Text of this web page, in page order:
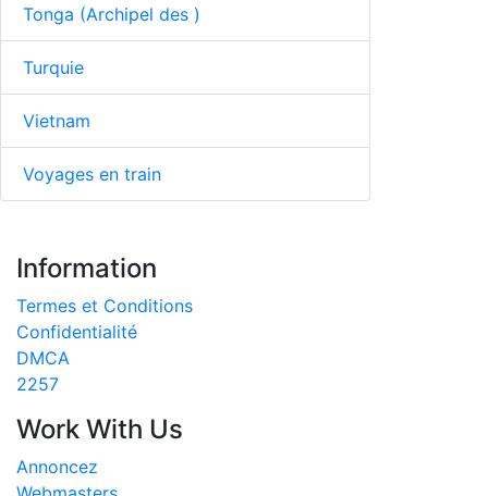
Tonga (Archipel des )
Turquie
Vietnam
Voyages en train
Information
Termes et Conditions
Confidentialité
DMCA
2257
Work With Us
Annoncez